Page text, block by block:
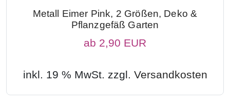
Metall Eimer Pink, 2 Größen, Deko &
Pflanzgefäß Garten
ab 2,90 EUR
inkl. 19 % MwSt. zzgl. Versandkosten